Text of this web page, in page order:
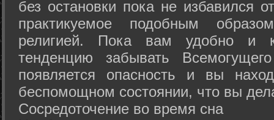
без остановки пока не избавился
практикуемое подобным
религией. Пока вам удобно и
тенденцию забывать
появляется опасность и вы
беспомощном состоянии, что вы
Сосредоточение во время сна